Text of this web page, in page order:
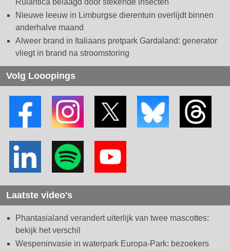
Nieuwe leeuw in Limburgse dierentuin overlijdt binnen
anderhalve maand
Alweer brand in Italiaans pretpark Gardaland: generator
vliegt in brand na stroomstoring
Volg Looopings
Laatste video's
Phantasialand verandert uiterlijk van twee mascottes:
bekijk het verschil
Wespeninvasie in waterpark Europa-Park: bezoekers